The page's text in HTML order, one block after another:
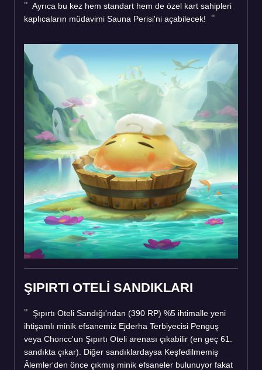
Ayrıca bu kez hem standart hem de özel kart sahipleri
kaplıcaların müdavimi Sauna Perisi'ni açabilecek!
ŞIPIRTI OTELİ SANDIKLARI
Şıpırtı Oteli Sandığı'ndan (390 RP) %5 ihtimalle yeni
ihtişamlı minik efsanemiz Ejderha Terbiyecisi Penguş
veya Choncc'un Şıpırtı Oteli arenası çıkabilir (en geç 61.
sandıkta çıkar). Diğer sandıklardaysa Keşfedilmemiş
Âlemler'den önce çıkmış minik efsaneler bulunuyor fakat